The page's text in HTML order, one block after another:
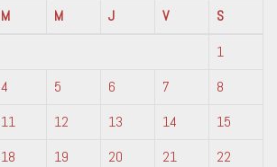
M M J V
S
1
4 5 6 7
8
11 12 13 14
15
18 19 20 21
22